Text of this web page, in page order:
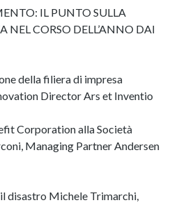
IL PUNTO SULLA
NEL CORSO DELL’ANNO DAI
della filiera di impresa
Director Ars et Inventio
Corporation alla Società
Managing Partner Andersen
disastro Michele Trimarchi,